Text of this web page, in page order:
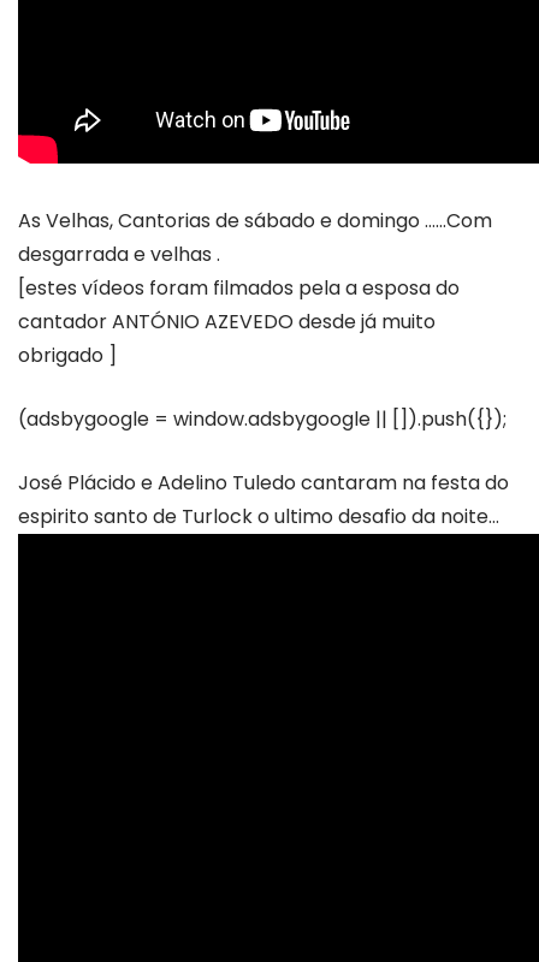
As Velhas, Cantorias de sábado e domingo ……Com
desgarrada e velhas .
[estes vídeos foram filmados pela a esposa do
cantador ANTÓNIO AZEVEDO desde já muito
obrigado ]
(adsbygoogle = window.adsbygoogle || []).push({});
José Plácido e Adelino Tuledo cantaram na festa do
espirito santo de Turlock o ultimo desafio da noite…